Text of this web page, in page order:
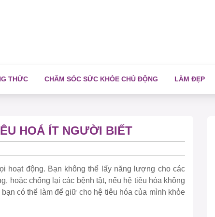
THỨC CHĂM SÓC SỨC KHỎE CHỦ ĐỘNG LÀM ĐẸP
HOÁ ÍT NGƯỜI BIẾT
hoạt động. Bạn không thể lấy năng lượng cho các
hoặc chống lại các bệnh tật, nếu hệ tiêu hóa không
có thể làm để giữ cho hệ tiêu hóa của mình khỏe